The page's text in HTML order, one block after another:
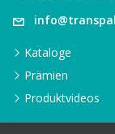
Kataloge
Prämien
Produktvideos